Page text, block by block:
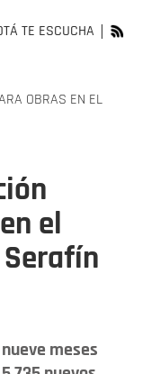
TE ESCUCHA
OBRAS EN EL
el
meses